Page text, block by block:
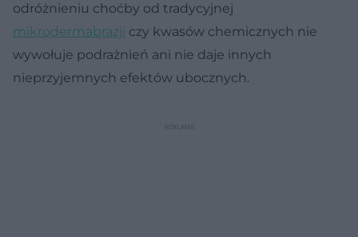
odróżnieniu choćby od tradycyjnej
mikrodermabrazji czy kwasów chemicznych nie
wywołuje podrażnień ani nie daje innych
nieprzyjemnych efektów ubocznych.